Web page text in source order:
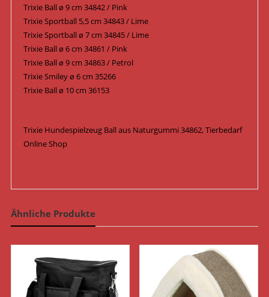
Trixie Ball ø 9 cm 34842 / Pink
Trixie Sportball 5,5 cm 34843 / Lime
Trixie Sportball ø 7 cm 34845 / Lime
Trixie Ball ø 6 cm 34861 / Pink
Trixie Ball ø 9 cm 34863 / Petrol
Trixie Smiley ø 6 cm 35266
Trixie Ball ø 10 cm 36153
Trixie Hundespielzeug Ball aus Naturgummi 34862, Tierbedarf
Online Shop
Ähnliche Produkte